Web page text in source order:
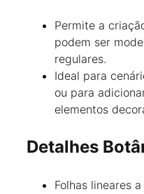
Permite a
podem ser
regulares.
Ideal para
ou para
elementos
Detalhes
Folhas lineares